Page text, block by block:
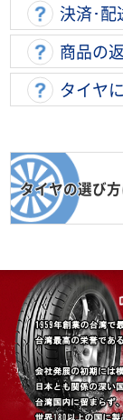
決済･配
商品の
タイヤ
タイヤの選び